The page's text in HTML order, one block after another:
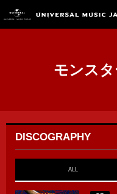
モンス
DISCOGRAPHY
ALL